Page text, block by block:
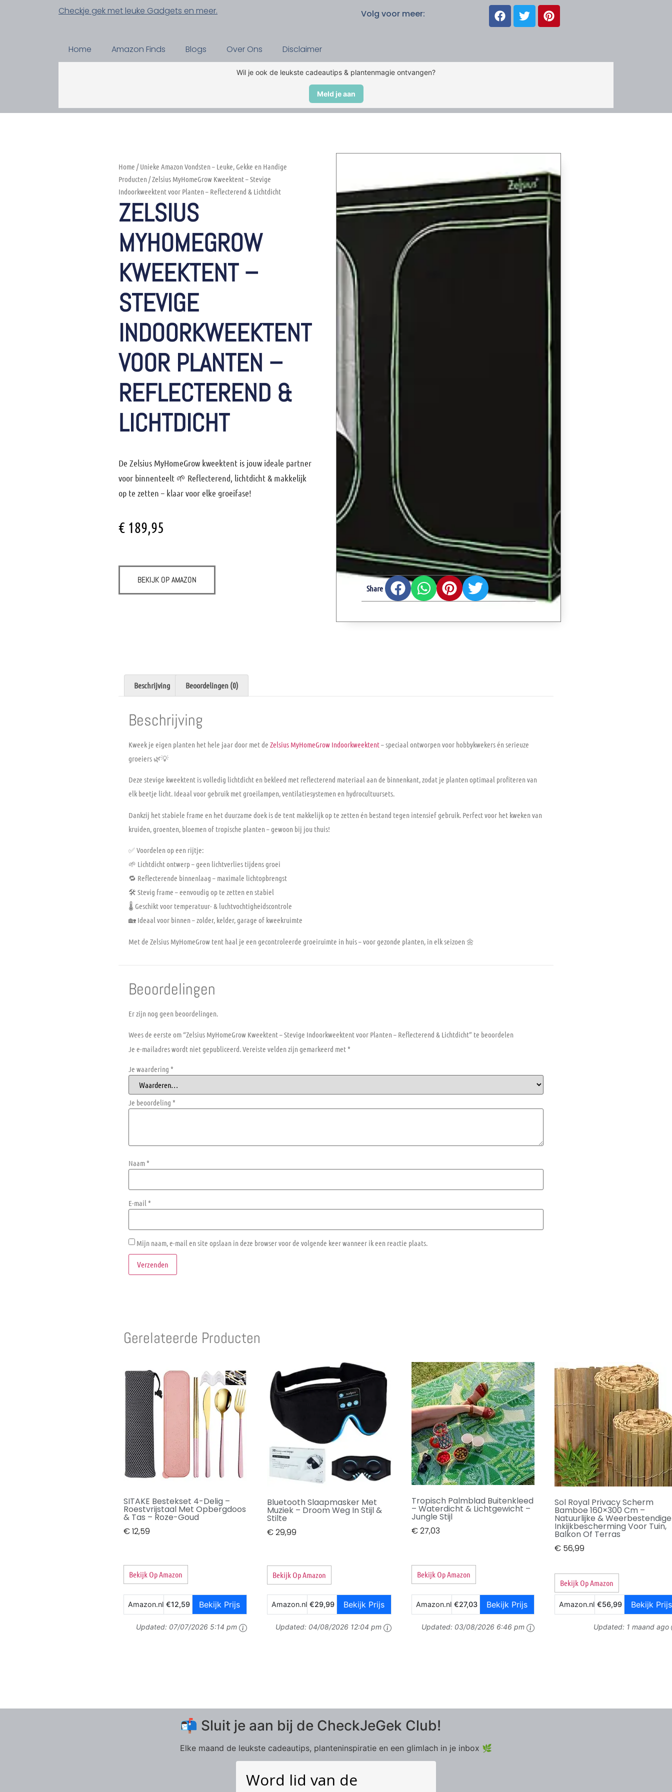
Checkje gek met leuke Gadgets en meer. Volg voor meer:
Home Amazon Finds Blogs Over Ons Disclaimer
Wil je ook de leukste cadeautips & plantenmagie ontvangen?
Meld je aan
Home /Unieke Amazon Vondsten – Leuke, Gekke en Handige
Producten / Zelsius MyHomeGrow Kweektent – Stevige
Indoorkweektent voor Planten – Reflecterend & Lichtdicht
ZELSIUS
MYHOMEGROW
KWEEKTENT –
STEVIGE
INDOORKWEEKTENT
VOOR PLANTEN –
REFLECTEREND &
LICHTDICHT
De Zelsius MyHomeGrow kweektent is jouw ideale partner
voor binnenteelt 🌱 Reflecterend, lichtdicht & makkelijk
op te zetten – klaar voor elke groeifase!
€ 189,95
BEKIJK OP AMAZON
Share
Beschrijving Beoordelingen (0)
Beschrijving
Kweek je eigen planten het hele jaar door met de Zelsius MyHomeGrow Indoorkweektent– speciaal ontworpen voor hobbykwekers én serieuze
groeiers 🌿💡
Deze stevige kweektent is volledig lichtdichten bekleed met reflecterend materiaal aan de binnenkant, zodat je planten optimaal profiteren van
elk beetje licht. Ideaal voor gebruik met groeilampen, ventilatiesystemen en hydrocultuursets.
Dankzij hetstabiele frame en het duurzame doek is de tent makkelijk op te zetten én bestand tegen intensief gebruik. Perfect voor het kweken van
kruiden, groenten, bloemen of tropische planten – gewoon bij jou thuis!
✅ Voordelen op een rijtje:
🌱 Lichtdicht ontwerp – geen lichtverlies tijdens groei
🔁 Reflecterende binnenlaag – maximale lichtopbrengst
🛠️ Stevig frame – eenvoudig op te zetten en stabiel
🌡️ Geschikt voor temperatuur- & luchtvochtigheidscontrole
🏡 Ideaal voor binnen – zolder, kelder, garage of kweekruimte
Met de Zelsius MyHomeGrow tent haal je een gecontroleerde groeiruimte in huis – voor gezonde planten, in elk seizoen 🌼
Beoordelingen
Er zijn nog geen beoordelingen.
Wees de eerste om “Zelsius MyHomeGrow Kweektent – Stevige Indoorkweektent voor Planten – Reflecterend & Lichtdicht” te beoordelen
Je e-mailadres wordt niet gepubliceerd.Vereiste velden zijn gemarkeerd met*
Je waardering *
Je beoordeling *
Naam*
E-mail *
Mijn naam, e-mail en site opslaan in deze browser voor de volgende keer wanneer ik een reactie plaats.
Gerelateerde Producten
SITAKE Bestekset 4-Delig –
Roestvrijstaal Met Opbergdoos
& Tas – Roze-Goud
€12,59
Bekijk Op Amazon
Amazon.nl €12,59 Bekijk Prijs
Updated: 07/07/2026 5:14 pm
Bluetooth Slaapmasker Met
Muziek – Droom Weg In Stijl &
Stilte
€29,99
Bekijk Op Amazon
Amazon.nl €29,99 Bekijk Prijs
Updated: 04/08/2026 12:04 pm
Tropisch Palmblad Buitenkleed
– Waterdicht & Lichtgewicht –
Jungle Stijl
€27,03
Bekijk Op Amazon
Amazon.nl €27,03 Bekijk Prijs
Updated: 03/08/2026 6:46 pm
Sol Royal Privacy Scherm
Bamboe 160×300 Cm –
Natuurlijke & Weerbestendige
Inkijkbescherming Voor Tuin,
Balkon Of Terras
€ 56,99
Bekijk Op Amazon
Amazon.nl €56,99 Bekijk Prijs
Updated: 1 maand ago
📬 Sluit je aan bij de CheckJeGek Club!
Elke maand de leukste cadeautips, planteninspiratie en een glimlach in je inbox 🌿
Word lid van de